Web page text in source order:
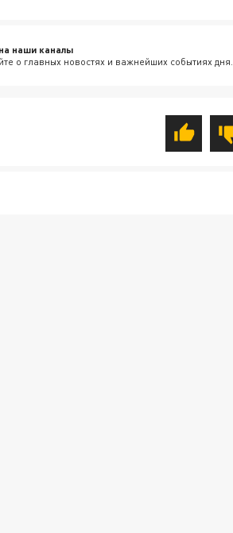
наши каналы
о главных новостях и важнейших событиях дня.